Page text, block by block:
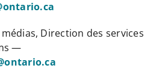
Direction des services
—